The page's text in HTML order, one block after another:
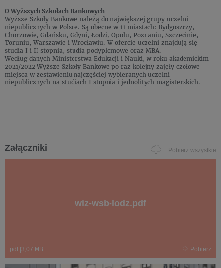
O Wyższych Szkołach Bankowych
Wyższe Szkoły Bankowe należą do największej grupy uczelni
niepublicznych w Polsce. Są obecne w 11 miastach: Bydgoszczy,
Chorzowie, Gdańsku, Gdyni, Łodzi, Opolu, Poznaniu, Szczecinie,
Toruniu, Warszawie i Wrocławiu. W ofercie uczelni znajdują się
studia I i II stopnia, studia podyplomowe oraz MBA.
Według danych Ministerstwa Edukacji i Nauki, w roku akademickim
2021/2022 Wyższe Szkoły Bankowe po raz kolejny zajęły czołowe
miejsca w zestawieniu najczęściej wybieranych uczelni
niepublicznych na studiach I stopnia i jednolitych magisterskich.
Załączniki Pobierz wszystkie
wiz-wsb-lodz.pdf
pdf 3,07 MB Pobierz